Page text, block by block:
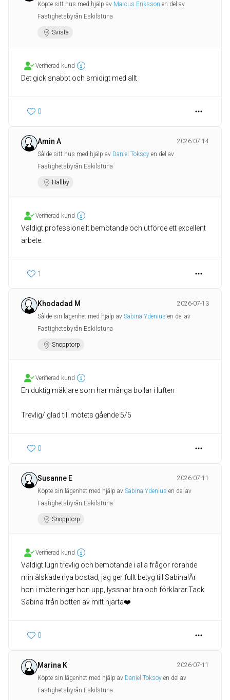
Köpte sitt hus med hjälp av Marcus Eriksson en del av
Fastighetsbyrån Eskilstuna
Svista
Verifierad kund
Det gick snabbt och smidigt med allt
0
Amin A
2026-07-14
Sålde sitt hus med hjälp av Daniel Toksoy en del av
Fastighetsbyrån Eskilstuna
Hällby
Verifierad kund
Väldigt professionellt bemötande och utförde ett excellent
arbete.
1
Khodadad M
2026-07-13
Sålde sin lägenhet med hjälp av Sabina Ydenius en del av
Fastighetsbyrån Eskilstuna
Snopptorp
Verifierad kund
En duktig mäklare som har många bollar i luften
Trevlig/ glad till mötets gående 5/5
0
Susanne E
2026-07-11
Köpte sin lägenhet med hjälp av Sabina Ydenius en del av
Fastighetsbyrån Eskilstuna
Snopptorp
Verifierad kund
Väldigt lugn trevlig och bemötande i alla frågor rörande
min älskade nya bostad, jag ger fullt betyg till Sabina!Är
hon i möte ringer hon upp, lyssnar bra och förklarar.Tack
Sabina från botten av mitt hjärta❤️
0
Marina K
2026-07-11
Köpte sin lägenhet med hjälp av Daniel Toksoy en del av
Fastighetsbyrån Eskilstuna